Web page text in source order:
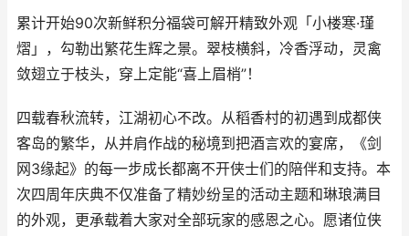
累计开始90次新鲜积分福袋可解开精致外观「小楼寒·瑾
熠」，勾勒出繁花生辉之景。翠枝横斜，冷香浮动，灵禽
敛翅立于枝头，穿上定能“喜上眉梢”！
四载春秋流转，江湖初心不改。从稻香村的初遇到成都侠
客岛的繁华，从并肩作战的秘境到把酒言欢的宴席，《剑
网3缘起》的每一步成长都离不开侠士们的陪伴和支持。本
次四周年庆典不仅准备了精妙纷呈的活动主题和琳琅满目
的外观，更承载着大家对全部玩家的感恩之心。愿诸位侠